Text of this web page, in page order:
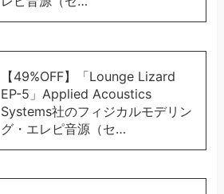
【49%OFF】「Lounge Lizard
EP-5」Applied Acoustics
Systems社のフィジカルモデリン
グ・エレピ音源（セ…